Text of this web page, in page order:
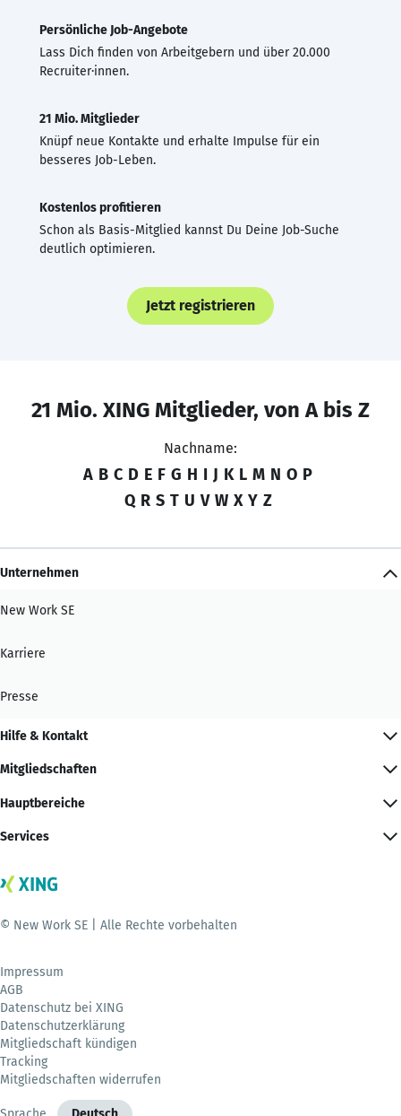
Persönliche Job-Angebote
Lass Dich finden von Arbeitgebern und über 20.000
Recruiter·innen.
21 Mio. Mitglieder
Knüpf neue Kontakte und erhalte Impulse für ein
besseres Job-Leben.
Kostenlos profitieren
Schon als Basis-Mitglied kannst Du Deine Job-Suche
deutlich optimieren.
Jetzt registrieren
21 Mio. XING Mitglieder, von A bis Z
Nachname:
A B C D E F G H I J K L M N O P
Q R S T U V W X Y Z
Unternehmen
New Work SE
Karriere
Presse
Hilfe & Kontakt
Mitgliedschaften
Hauptbereiche
Services
© New Work SE | Alle Rechte vorbehalten
Impressum
AGB
Datenschutz bei XING
Datenschutzerklärung
Mitgliedschaft kündigen
Tracking
Mitgliedschaften widerrufen